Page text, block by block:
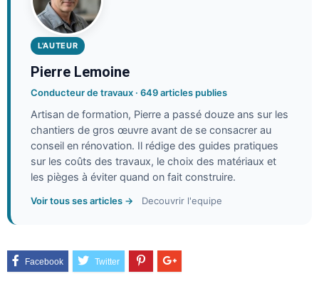
L'AUTEUR
Pierre Lemoine
Conducteur de travaux · 649 articles publies
Artisan de formation, Pierre a passé douze ans sur les
chantiers de gros œuvre avant de se consacrer au
conseil en rénovation. Il rédige des guides pratiques
sur les coûts des travaux, le choix des matériaux et
les pièges à éviter quand on fait construire.
Voir tous ses articles → Decouvrir l'equipe